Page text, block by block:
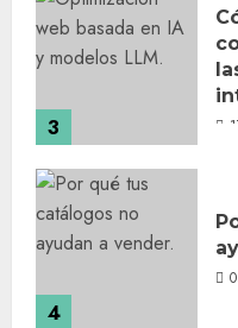
3
4